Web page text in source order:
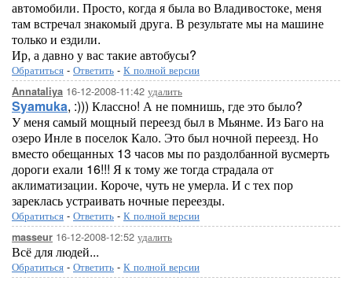
автомобили. Просто, когда я была во Владивостоке, меня
там встречал знакомый друга. В результате мы на машине
только и ездили.
Ир, а давно у вас такие автобусы?
Обратиться - Ответить - К полной версии
Annataliya 16-12-2008-11:42 удалить
Syamuka, :))) Классно! А не помнишь, где это было?
У меня самый мощный переезд был в Мьянме. Из Баго на
озеро Инле в поселок Кало. Это был ночной переезд. Но
вместо обещанных 13 часов мы по раздолбанной вусмерть
дороги ехали 16!!! Я к тому же тогда страдала от
аклиматизации. Короче, чуть не умерла. И с тех пор
зареклась устраивать ночные переезды.
Обратиться - Ответить - К полной версии
masseur 16-12-2008-12:52 удалить
Всё для людей...
Обратиться - Ответить - К полной версии